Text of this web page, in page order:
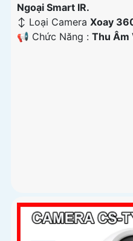
Ngoại Smart IR.
↕️ Loại Camera Xoay
️📢 Chức Năng : Thu Âm